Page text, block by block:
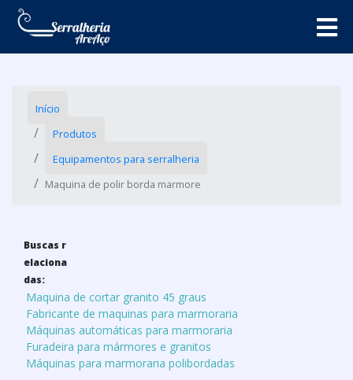
Início
Produtos
Equipamentos para serralheria
Maquina de polir borda marmore
Buscas r
elaciona
das:
Maquina de cortar granito 45 graus
Fabricante de maquinas para marmoraria
Máquinas automáticas para marmoraria
Furadeira para mármores e granitos
Máquinas para marmoraria polibordadas